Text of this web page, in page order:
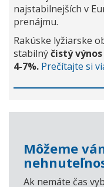
najstabilnejších v
prenájmu.
Rakúske lyžiarske
stabilnýčistý
4-7%. Prečítajte si
Môžeme
Ak nemáte čas